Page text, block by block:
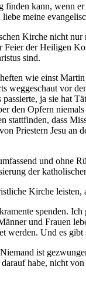
kann, wenn
meine
Kirche nicht
der Heiligen
sind.
wie einst
weggeschaut vor
ja sie hat
den Opfern
dass
Priestern Jesu
und ohne
der
Kirche
spenden.
und Frauen
werden. Und es
ist
habe, nicht